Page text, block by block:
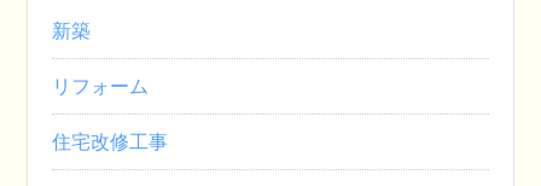
新築
リフォーム
住宅改修工事